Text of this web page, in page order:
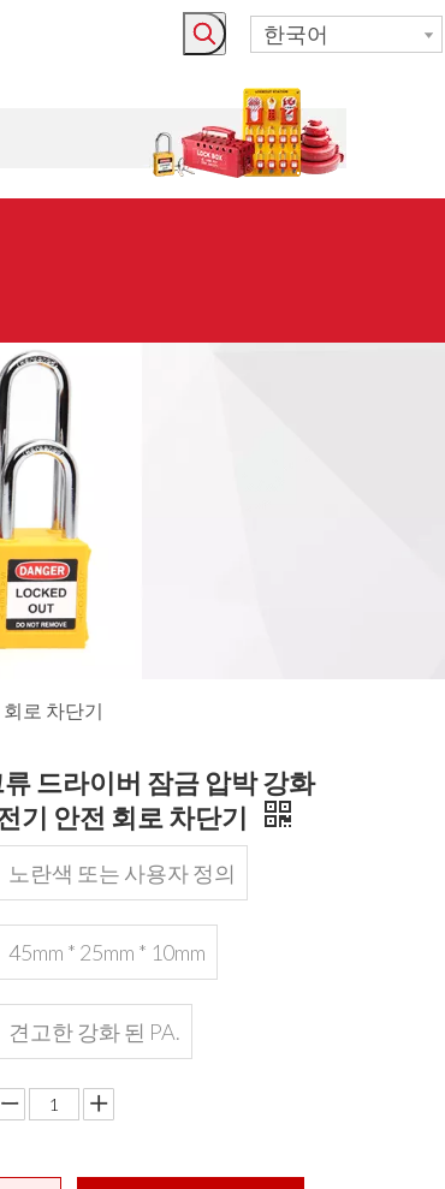
한국어
로 차단기
드라이버 잠금 압박 강화
기 안전 회로 차단기
노란색 또는 사용자 정의
45mm * 25mm * 10mm
견고한 강화 된 PA.